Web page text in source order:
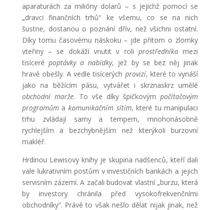
aparaturách za milióny dolarů – s jejichž pomocí se
„dravci finančních trhů“ ke všemu, co se na nich
šustne, dostanou o poznání dřív, než všichni ostatní.
Díky tomu časovému náskoku – jde přitom o zlomky
vteřiny – se dokáží vnutit v roli prostředníkamezi
tisíceré poptávky a nabídky, jež by se bez něj jinak
hravě obešly. A vedle tisícerých provizí, které to vynáší
jako na běžícím pásu, vytvářet i skrznaskrz umělé
obchodní marže. To vše díky špičkovýmpočítačovým
programůma komunikačním sítím, které tu manipulaci
trhu zvládají samy a tempem, mnohonásobně
rychlejším a bezchybnějším než kterýkoli burzovní
makléř.
Hrdinou Lewisovy knihy je skupina nadšenců, kteří dali
vale lukrativním postům v investičních bankách a jejich
servisním zázemí. A začali budovat vlastní „burzu, která
by investory chránila před vysokofrekvenčními
obchodníky“. Právě to však nešlo dělat nijak jinak, než